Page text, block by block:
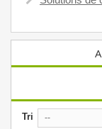
Tri --